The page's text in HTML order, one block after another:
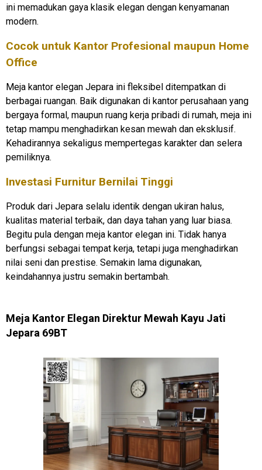
ini memadukan gaya klasik elegan dengan kenyamanan
modern.
Cocok untuk Kantor Profesional maupun Home
Office
Meja kantor elegan Jepara ini fleksibel ditempatkan di
berbagai ruangan. Baik digunakan di kantor perusahaan yang
bergaya formal, maupun ruang kerja pribadi di rumah, meja ini
tetap mampu menghadirkan kesan mewah dan eksklusif.
Kehadirannya sekaligus mempertegas karakter dan selera
pemiliknya.
Investasi Furnitur Bernilai Tinggi
Produk dari Jepara selalu identik dengan ukiran halus,
kualitas material terbaik, dan daya tahan yang luar biasa.
Begitu pula dengan meja kantor elegan ini. Tidak hanya
berfungsi sebagai tempat kerja, tetapi juga menghadirkan
nilai seni dan prestise. Semakin lama digunakan,
keindahannya justru semakin bertambah.
Meja Kantor Elegan Direktur Mewah Kayu Jati
Jepara 69BT